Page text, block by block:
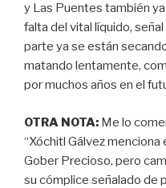
y Las Puentes también
falta del vital líquido,
parte ya se están
matando lentamente,
por muchos años en el
OTRA NOTA: Me lo
“Xóchitl Gálvez
Gober Precioso, pero
su cómplice señalado de